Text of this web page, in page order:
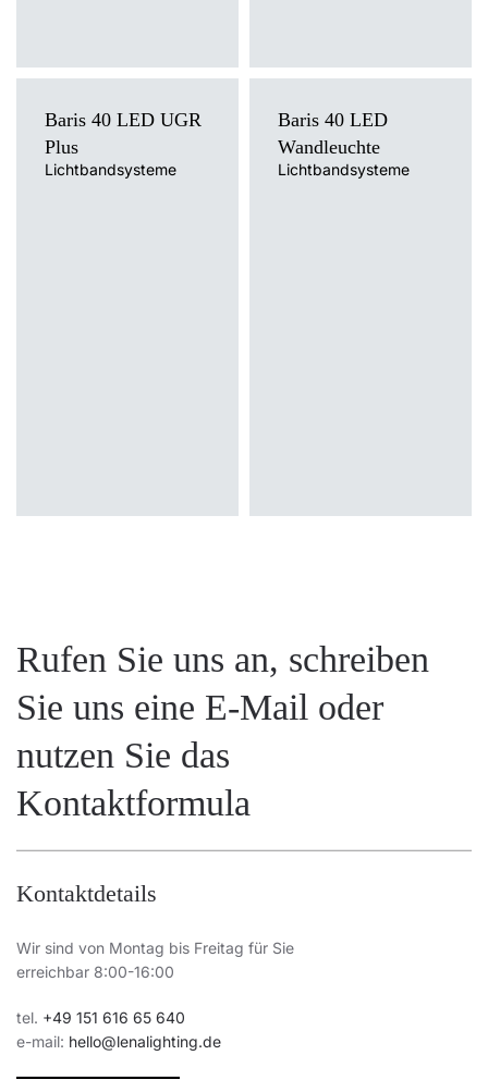
Baris 40 LED UGR
Plus
Lichtbandsysteme
Baris 40 LED
Wandleuchte
Lichtbandsysteme
Rufen Sie uns an, schreiben
Sie uns eine E-Mail oder
nutzen Sie das
Kontaktformula
Kontaktdetails
Wir sind von Montag bis Freitag für Sie
erreichbar 8:00-16:00
tel. +49 151 616 65 640
e-mail: hello@lenalighting.de